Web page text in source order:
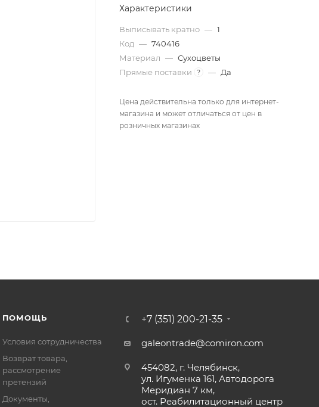
Характеристики
Выписывать кратно — 1
Код — 740416
Материал — Сухоцветы
Прямые поставки
? — Да
Цена действительна только для интернет-
магазина и может отличаться от цен в
розничных магазинах
ПОМОЩЬ
Условия сотрудничества
Возврат товара,
рассмотрение
претензий
Документы,
+7 (351) 200-21-35
galeontrade@comiron.com
454082, г. Челябинск,
ул. Игуменка 161, Автодорога
Меридиан 7 км,
ост. Реабилитационный центр